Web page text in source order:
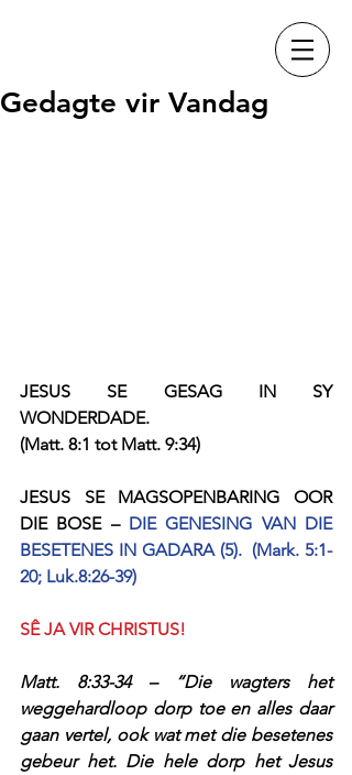
Gedagte vir Vandag
JESUS SE GESAG IN SY
WONDERDADE.
(Matt. 8:1 tot Matt. 9:34)
JESUS SE MAGSOPENBARING OOR
DIE BOSE – DIE GENESING VAN DIE
BESETENES IN GADARA (5).  (Mark. 5:1-
20; Luk.8:26-39)
SÊ JA VIR CHRISTUS!
Matt. 8:33-34 – “Die wagters het
weggehardloop dorp toe en alles daar
gaan vertel, ook wat met die besetenes
gebeur het. Die hele dorp het Jesus